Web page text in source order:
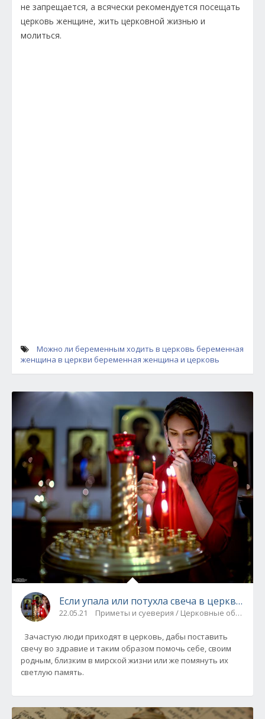
не запрещается, а всячески рекомендуется посещать
церковь женщине, жить церковной жизнью и
молиться.
Можно ли беременным ходить в церковь беременная
женщина в церкви беременная женщина и церковь
Если упала или потухла свеча в церкви и
22.05.21 Приметы и суеверия / Церковные обряды
Зачастую люди приходят в церковь, дабы поставить
свечу во здравие и таким образом помочь себе, своим
родным, близким в мирской жизни или же помянуть их
светлую память.